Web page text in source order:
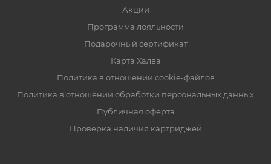
Акции
Программа лояльности
Подарочный сертификат
Карта Халва
Политика в отношении cookie-файлов
Политика в отношении обработки персональных данных
Публичная оферта
Проверка наличия картриджей